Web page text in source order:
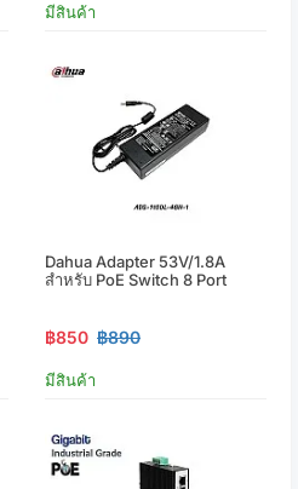
มีสินค้า
Dahua Adapter 53V/1.8A
สำหรับ PoE Switch 8 Port
฿850 ฿890
มีสินค้า